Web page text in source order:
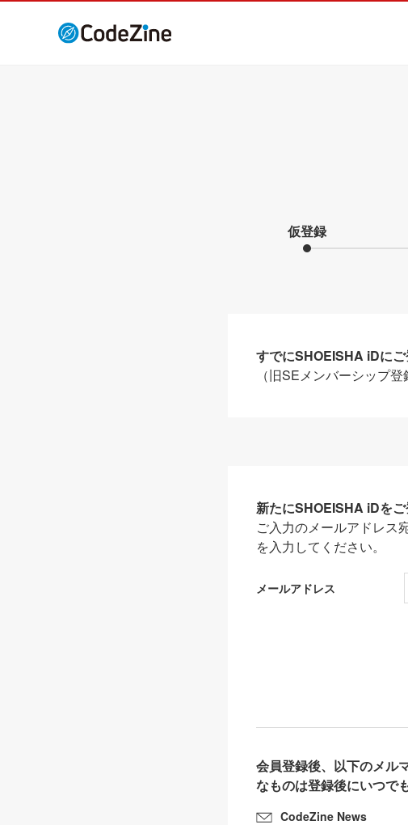
仮登録
すでにSHOEISHA iDに
（旧SEメンバーシップ登
新たにSHOEISHA iDを
ご入力のメールアドレス
を入力してください。
メールアドレス
会員登録後、以下のメル
なものは登録後にいつで
CodeZine News